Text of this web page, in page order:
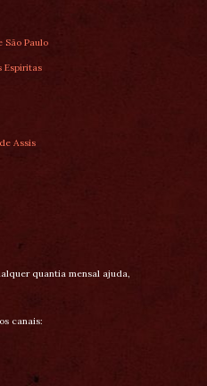
São Paulo
Espíritas
Assis
quantia mensal ajuda,
canais: